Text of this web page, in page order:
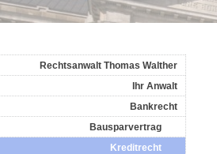
Rechtsanwalt Thomas Walther
Ihr Anwalt
Bankrecht
Bausparvertrag
Kreditrecht